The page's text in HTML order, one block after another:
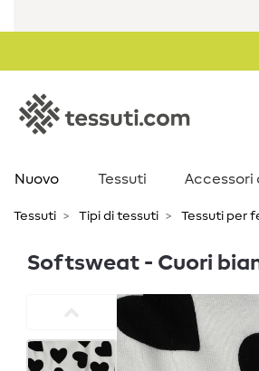
Nuovo Tessuti Accessori
Tessuti Tipi di tessuti Tessuti per
Softsweat - Cuori